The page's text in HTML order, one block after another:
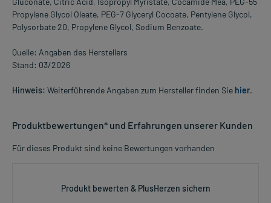
Propylene Glycol Oleate, PEG-7 Glyceryl Cocoate, Pentylene Glycol,
Polysorbate 20, Propylene Glycol, Sodium Benzoate.
Quelle: Angaben des Herstellers
Stand: 03/2026
Hinweis: Weiterführende Angaben zum Hersteller finden Sie hier.
Produktbewertungen* und Erfahrungen unserer Kunden
Für dieses Produkt sind keine Bewertungen vorhanden
Produkt bewerten & PlusHerzen sichern